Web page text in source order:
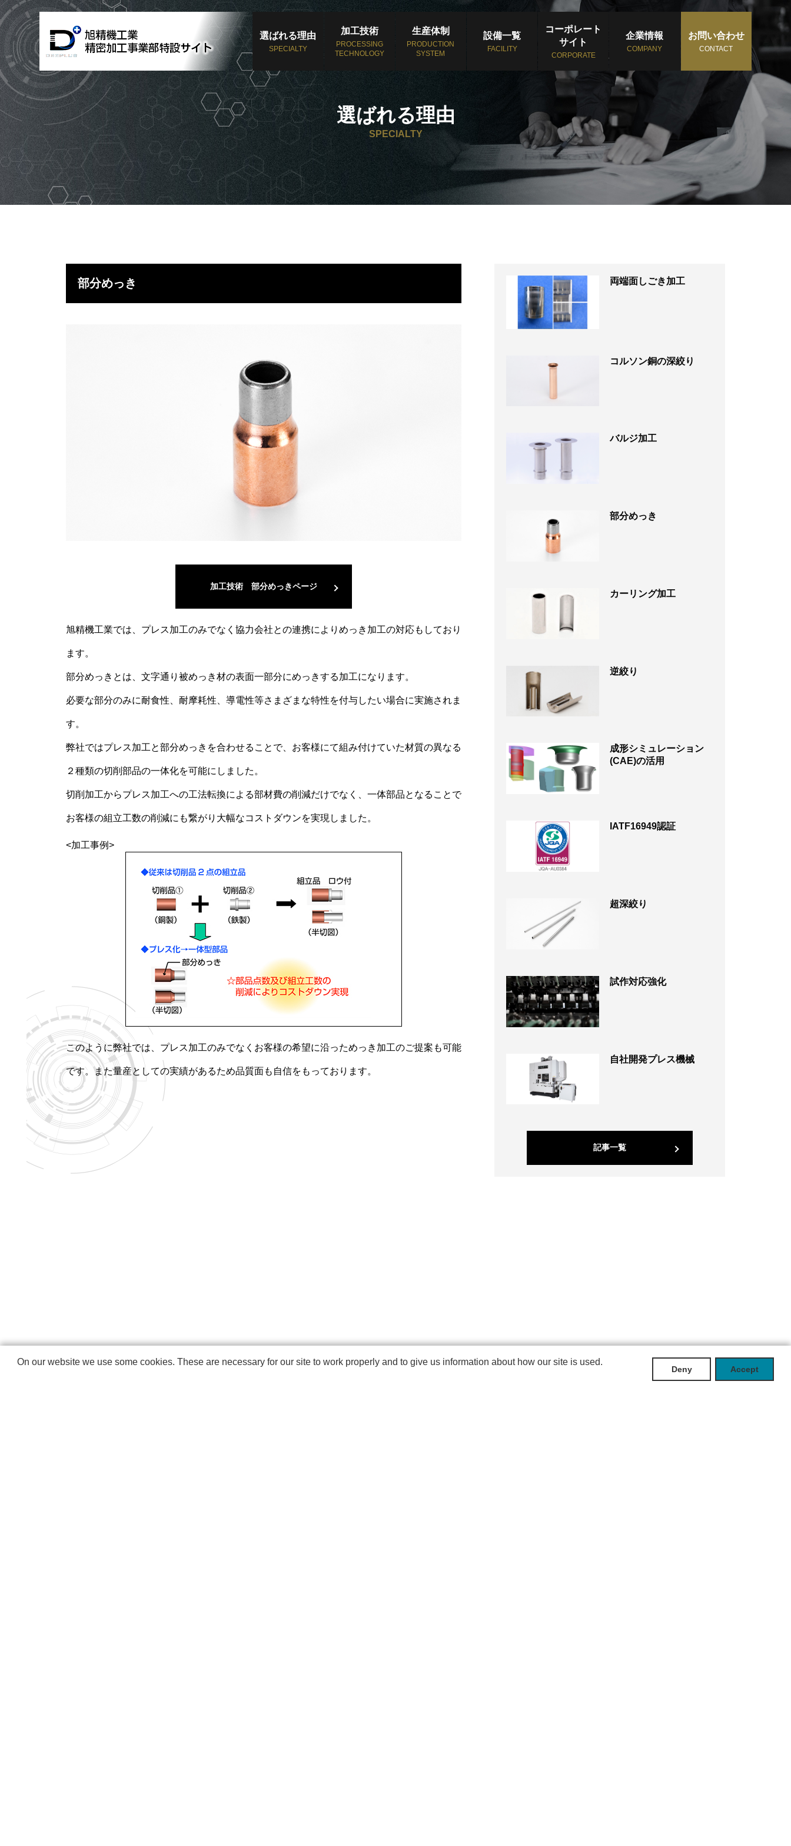
選ばれる理由
SPECIALTY
加工技術
PROCESSING
TECHNOLOGY
生産体制
PRODUCTION
SYSTEM
設備一覧
FACILITY
コーポレート
サイト
CORPORATE
企業情報
COMPANY
お問い合わせ
CONTACT
選ばれる理由
SPECIALTY
部分めっき
加工技術 部分めっきページ
旭精機工業では、プレス加工のみでなく協力会社との連携によりめっき加工の対応もしており
ます。
部分めっきとは、文字通り被めっき材の表面一部分にめっきする加工になります。
必要な部分のみに耐食性、耐摩耗性、導電性等さまざまな特性を付与したい場合に実施されま
す。
弊社ではプレス加工と部分めっきを合わせることで、お客様にて組み付けていた材質の異なる
２種類の切削部品の一体化を可能にしました。
切削加工からプレス加工への工法転換による部材費の削減だけでなく、一体部品となることで
お客様の組立工数の削減にも繋がり大幅なコストダウンを実現しました。
<加工事例>
このように弊社では、プレス加工のみでなくお客様の希望に沿っためっき加工のご提案も可能
です。また量産としての実績があるため品質面も自信をもっております。
両端面しごき加工
コルソン銅の深絞り
バルジ加工
部分めっき
カーリング加工
逆絞り
成形シミュレーション
(CAE)の活用
IATF16949認証
超深絞り
試作対応強化
自社開発プレス機械
記事一覧
On our website we use some cookies. These are necessary for our site to work properly and to give us information about how our site is used.
Deny Accept